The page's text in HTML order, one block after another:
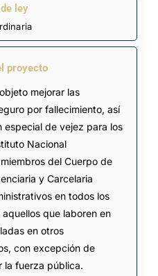
ley
proyecto
mejorar las
por fallecimiento, así
especial de vejez para los
Nacional
del Cuerpo de
y Carcelaria
en todos los
que laboren en
en otros
con excepción de
la fuerza pública.